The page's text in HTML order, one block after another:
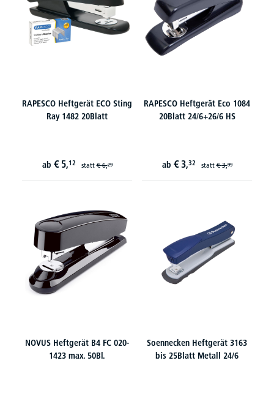
RAPESCO Heftgerät ECO Sting
Ray 1482 20Blatt
ab € 5,12 statt€ 6,29
RAPESCO Heftgerät Eco 1084
20Blatt 24/6+26/6 HS
ab € 3,32 statt€ 3,99
NOVUS Heftgerät B4 FC 020-
1423 max. 50Bl.
Soennecken Heftgerät 3163
bis 25Blatt Metall 24/6